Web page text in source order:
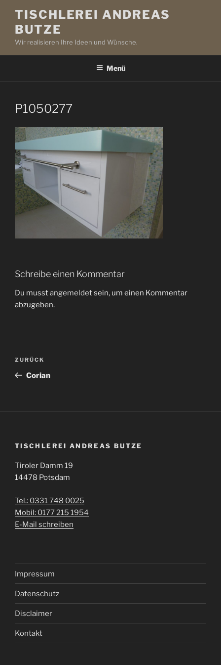
Inhalt
springen
TISCHLEREI ANDREAS
BUTZE
Wir realisieren Ihre Ideen und Wünsche.
Menü
P1050277
Schreibe einen Kommentar
Du musstangemeldetsein, um einen Kommentar
abzugeben.
Beitragsnavigation
Vorheriger
Beitrag
ZURÜCK
Corian
TISCHLEREI ANDREAS BUTZE
Tiroler Damm 19
14478 Potsdam
Tel.: 0331 748 0025
Mobil: 0177 215 1954
E-Mail schreiben
Impressum
Datenschutz
Disclaimer
Kontakt